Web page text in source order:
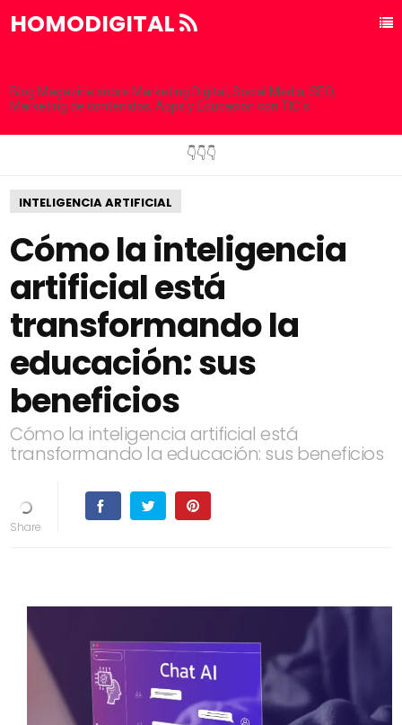
HOMODIGITAL
Blog Magazine sobre Marketing Digital, Social Media, SEO,
Marketing de contenidos, Apps y Educación con TIC´s
👇👇👇
INTELIGENCIA ARTIFICIAL
Cómo la inteligencia
artificial está
transformando la
educación: sus
beneficios
Cómo la inteligencia artificial está
transformando la educación: sus beneficios